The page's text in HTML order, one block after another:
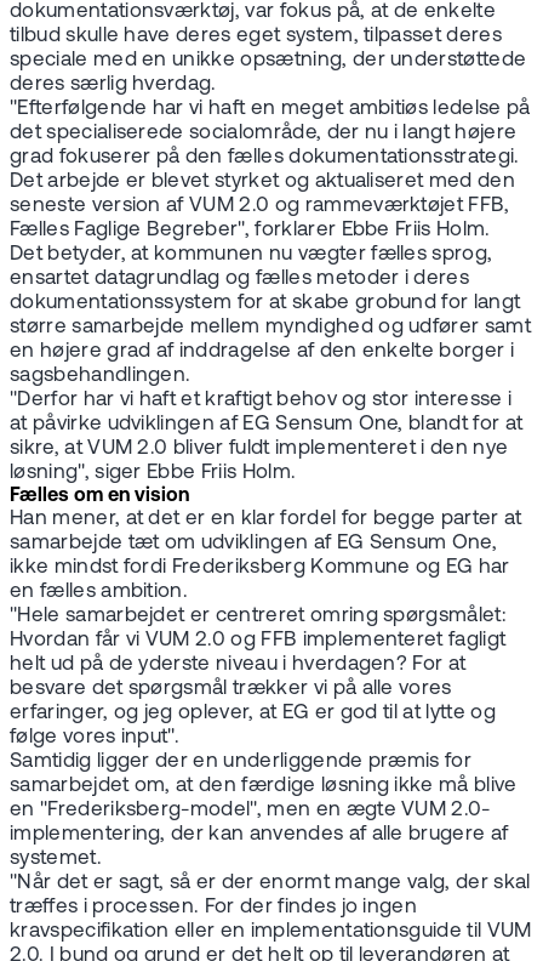
dokumentationsværktøj, var fokus på, at de enkelte
tilbud skulle have deres eget system, tilpasset deres
speciale med en unikke opsætning, der understøttede
deres særlig hverdag.
"Efterfølgende har vi haft en meget ambitiøs ledelse på
det specialiserede socialområde, der nu i langt højere
grad fokuserer på den fælles dokumentationsstrategi.
Det arbejde er blevet styrket og aktualiseret med den
seneste version af VUM 2.0 og rammeværktøjet FFB,
Fælles Faglige Begreber", forklarer Ebbe Friis Holm.
Det betyder, at kommunen nu vægter fælles sprog,
ensartet datagrundlag og fælles metoder i deres
dokumentationssystem for at skabe grobund for langt
større samarbejde mellem myndighed og udfører samt
en højere grad af inddragelse af den enkelte borger i
sagsbehandlingen.
"Derfor har vi haft et kraftigt behov og stor interesse i
at påvirke udviklingen af EG Sensum One, blandt for at
sikre, at VUM 2.0 bliver fuldt implementeret i den nye
løsning", siger Ebbe Friis Holm.
Fælles om en vision
Han mener, at det er en klar fordel for begge parter at
samarbejde tæt om udviklingen af EG Sensum One,
ikke mindst fordi Frederiksberg Kommune og EG har
en fælles ambition.
"Hele samarbejdet er centreret omring spørgsmålet:
Hvordan får vi VUM 2.0 og FFB implementeret fagligt
helt ud på de yderste niveau i hverdagen? For at
besvare det spørgsmål trækker vi på alle vores
erfaringer, og jeg oplever, at EG er god til at lytte og
følge vores input".
Samtidig ligger der en underliggende præmis for
samarbejdet om, at den færdige løsning ikke må blive
en "Frederiksberg-model", men en ægte VUM 2.0-
implementering, der kan anvendes af alle brugere af
systemet.
"Når det er sagt, så er der enormt mange valg, der skal
træffes i processen. For der findes jo ingen
kravspecifikation eller en implementationsguide til VUM
2.0. I bund og grund er det helt op til leverandøren at